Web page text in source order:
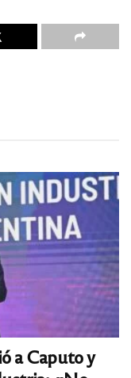
a Caputo y